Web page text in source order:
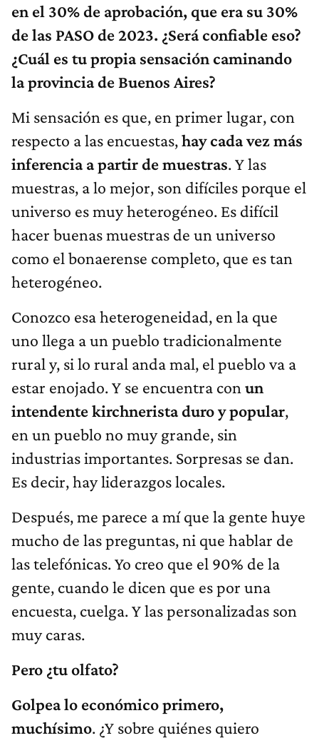
en el 30% de aprobación, que era su 30%
de las PASO de 2023. ¿Será confiable eso?
¿Cuál es tu propia sensación caminando
la provincia de Buenos Aires?
Mi sensación es que, en primer lugar, con
respecto a las encuestas,hay cada vez más
inferencia a partir de muestras. Y las
muestras, a lo mejor, son difíciles porque el
universo es muy heterogéneo. Es difícil
hacer buenas muestras de un universo
como el bonaerense completo, que es tan
heterogéneo.
Conozco esa heterogeneidad, en la que
uno llega a un pueblo tradicionalmente
rural y, si lo rural anda mal, el pueblo va a
estar enojado. Y se encuentra con un
intendente kirchnerista duro y popular,
en un pueblo no muy grande, sin
industrias importantes. Sorpresas se dan.
Es decir, hay liderazgos locales.
Después, me parece a mí que la gente huye
mucho de las preguntas, ni que hablar de
las telefónicas. Yo creo que el 90% de la
gente, cuando le dicen que es por una
encuesta, cuelga. Y las personalizadas son
muy caras.
Pero ¿tu olfato?
Golpea lo económico primero,
muchísimo. ¿Y sobre quiénes quiero